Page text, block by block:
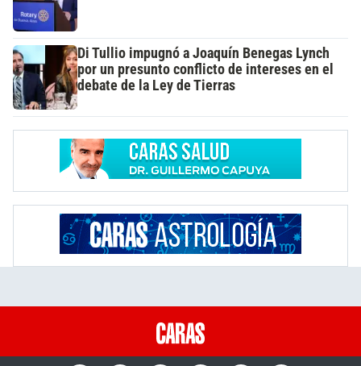
Di Tullio impugnó a Joaquín Benegas Lynch
por un presunto conflicto de intereses en el
debate de la Ley de Tierras